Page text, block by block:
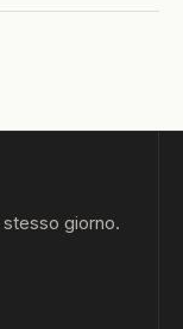
giorno.